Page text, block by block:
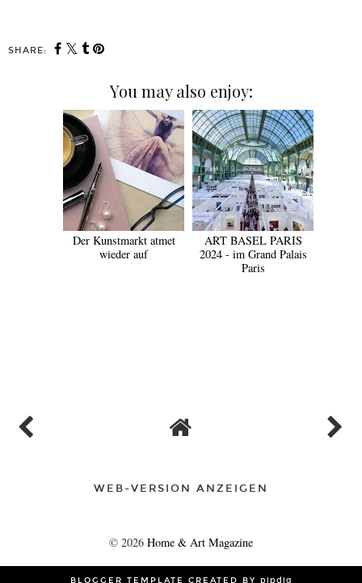
SHARE:
You may also enjoy:
Der Kunstmarkt atmet
wieder auf
ART BASEL PARIS
2024 - im Grand Palais
Paris
WEB-VERSION ANZEIGEN
© 2026 Home & Art Magazine
BLOGGER TEMPLATE CREATED BY pipdig